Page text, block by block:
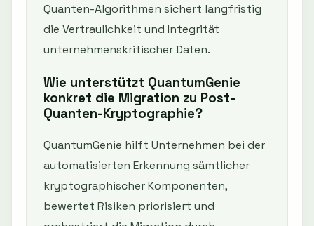
Quanten-Algorithmen sichert langfristig
die Vertraulichkeit und Integrität
unternehmenskritischer Daten.
Wie unterstützt QuantumGenie
konkret die Migration zu Post-
Quanten-Kryptographie?
QuantumGenie hilft Unternehmen bei der
automatisierten Erkennung sämtlicher
kryptographischer Komponenten,
bewertet Risiken priorisiert und